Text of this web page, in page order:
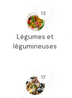
13
Légumes et
légumineuses
17